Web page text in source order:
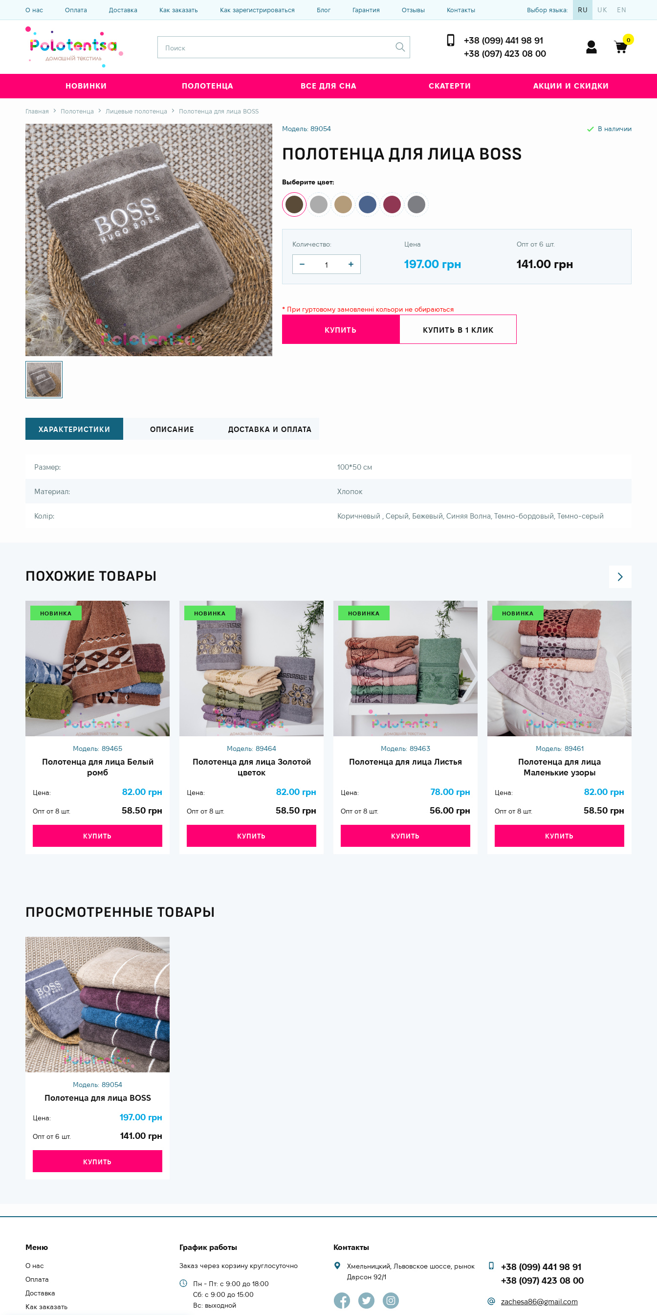
О нас Оплата Доставка Как заказать Как зарегистрироваться Блог Гарантия Отзывы Контакты Выбор языка: RU UK EN
+38 (099) 441 98 91
+38 (097) 423 08 00
0
НОВИНКИ ПОЛОТЕНЦА ВСЕ ДЛЯ СНА СКАТЕРТИ АКЦИИ И СКИДКИ
Главная Полотенца Лицевые полотенца Полотенца для лица BOSS
Модель: 89054 В наличии
ПОЛОТЕНЦА ДЛЯ ЛИЦА BOSS
Выберите цвет:
Количество: Цена
197.00 грн
Опт от 6 шт.
141.00 грн
* При гуртовому замовленні кольори не обираються
КУПИТЬ КУПИТЬ В 1 КЛИК
ХАРАКТЕРИСТИКИ ОПИСАНИЕ ДОСТАВКА И ОПЛАТА
Размер: 100*50 см
Материал: Хлопок
Колір: Коричневый , Серый, Бежевый, Синяя Волна, Темно-бордовый, Темно-серый
ПОХОЖИЕ ТОВАРЫ
НОВИНКА
Модель: 89465
Полотенца для лица Белый
ромб
Цена: 82.00 грн
Опт от 8 шт. 58.50 грн
КУПИТЬ
НОВИНКА
Модель: 89464
Полотенца для лица Золотой
цветок
Цена: 82.00 грн
Опт от 8 шт. 58.50 грн
КУПИТЬ
НОВИНКА
Модель: 89463
Полотенца для лица Листья
Цена: 78.00 грн
Опт от 8 шт. 56.00 грн
КУПИТЬ
НОВИНКА
Модель: 89461
Полотенца для лица
Маленькие узоры
Цена: 82.00 грн
Опт от 8 шт. 58.50 грн
КУПИТЬ
ПРОСМОТРЕННЫЕ ТОВАРЫ
Модель: 89054
Полотенца для лица BOSS
Цена: 197.00 грн
Опт от 6 шт. 141.00 грн
КУПИТЬ
Меню
О нас
Оплата
Доставка
Как заказать
График работы
Заказ через корзину круглосуточно
Пн - Пт: с 9:00 до 18:00
Cб: с 9:00 до 15:00
Вс: выходной
Контакты
Хмельницкий, Львовское шоссе, рынок
Дарсон 92/1
+38 (099) 441 98 91
+38 (097) 423 08 00
zachesa86@gmail.com